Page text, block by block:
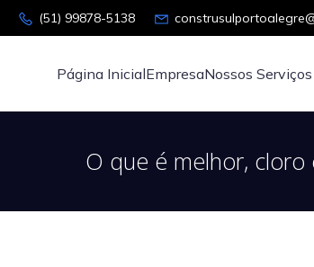
(51) 99878-5138
Página InicialEmpresaNossos Serviços
O que é melhor, cloro